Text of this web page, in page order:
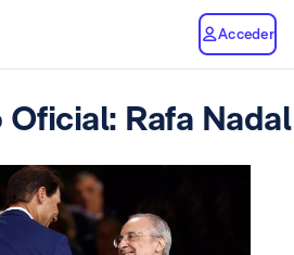
Acceder
Rafa Nadal